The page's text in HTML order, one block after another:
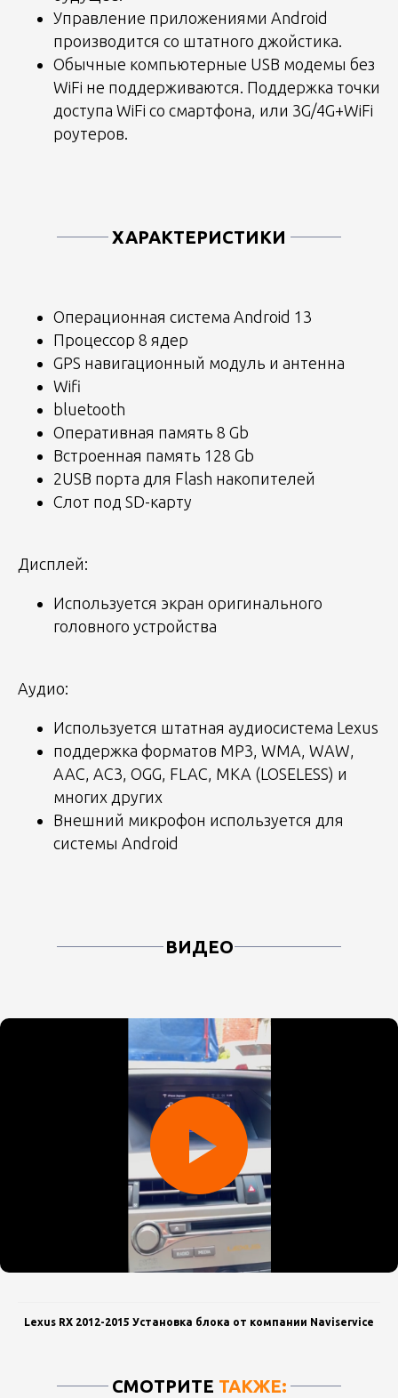
Управление приложениями Android
производится со штатного джойстика.
Обычные компьютерные USB модемы без
WiFi не поддерживаются. Поддержка точки
доступа WiFi со смартфона, или 3G/4G+WiFi
роутеров.
ХАРАКТЕРИСТИКИ
Операционная система Android 13
Процессор 8 ядер
GPS навигационный модуль и антенна
Wifi
bluetooth
Оперативная память 8 Gb
Встроенная память 128 Gb
2USB порта для Flash накопителей
Слот под SD-карту
Дисплей:
Используется экран оригинального
головного устройства
Аудио:
Используется штатная аудиосистема Lexus
поддержка форматов MP3, WMA, WAW,
AAC, AC3, OGG, FLAC, MKA (LOSELESS) и
многих других
Внешний микрофон используется для
системы Android
ВИДЕО
Lexus RX 2012-2015 Установка блока от компании Naviservice
СМОТРИТЕ ТАКЖЕ: